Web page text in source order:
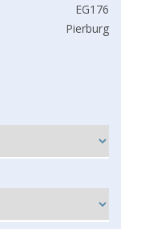
EG176
Pierburg